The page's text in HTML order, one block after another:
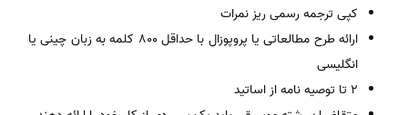
کپی ترجمه رسمی ریز نمرات
ارائه طرح مطالعاتی یا پروپوزال با حداقل ۸۰۰ کلمه به زبان چینی یا
انگلیسی
۲ تا توصیه نامه از اساتید